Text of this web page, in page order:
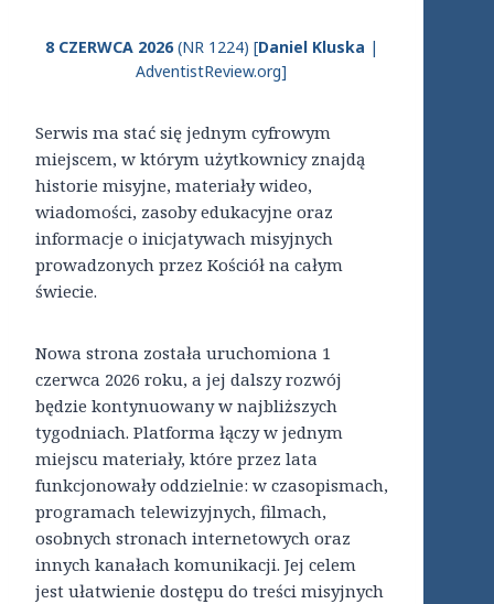
8 CZERWCA 2026(NR 1224) [Daniel Kluska |
AdventistReview.org]
Serwis ma stać się jednym cyfrowym
miejscem, w którym użytkownicy znajdą
historie misyjne, materiały wideo,
wiadomości, zasoby edukacyjne oraz
informacje o inicjatywach misyjnych
prowadzonych przez Kościół na całym
świecie.
Nowa strona została uruchomiona 1
czerwca 2026 roku, a jej dalszy rozwój
będzie kontynuowany w najbliższych
tygodniach. Platforma łączy w jednym
miejscu materiały, które przez lata
funkcjonowały oddzielnie: w czasopismach,
programach telewizyjnych, filmach,
osobnych stronach internetowych oraz
innych kanałach komunikacji. Jej celem
jest ułatwienie dostępu do treści misyjnych